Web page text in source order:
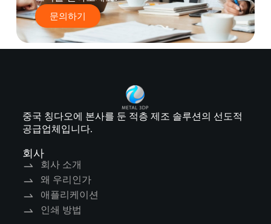
문의하기
중국 칭다오에 본사를 둔 적층 제조 솔루션의 선도적
공급업체입니다.
회사
회사 소개
왜 우리인가
애플리케이션
인쇄 방법